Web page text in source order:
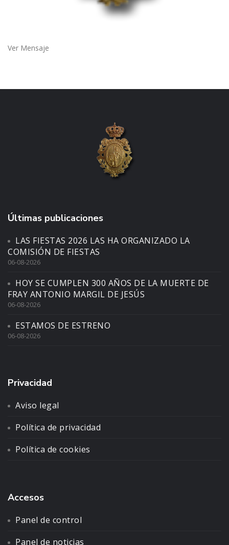
Ver Mensaje
Últimas publicaciones
LAS FIESTAS 2026 LAS HA ORGANIZADO LA
COMISIÓN DE FIESTAS
06-08-2026
HOY SE CUMPLEN 300 AÑOS DE LA MUERTE DE
FRAY ANTONIO MARGIL DE JESÚS
06-08-2026
ESTAMOS DE ESTRENO
06-08-2026
Privacidad
Aviso legal
Política de privacidad
Política de cookies
Accesos
Panel de control
Panel de noticias